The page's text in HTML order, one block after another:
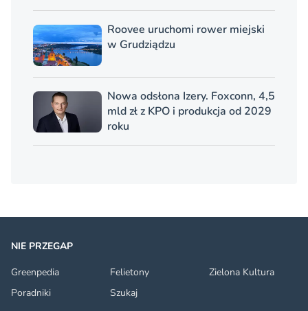
Roovee uruchomi rower miejski
w Grudziądzu
Nowa odsłona Izery. Foxconn, 4,5
mld zł z KPO i produkcja od 2029
roku
NIE PRZEGAP
Greenpedia
Felietony
Zielona Kultura
Poradniki
Szukaj